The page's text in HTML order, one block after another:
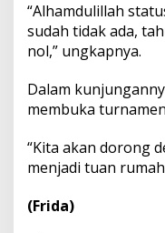
“Alhamdulillah
sudah tidak ada,
nol,” ungkapnya.
Dalam
membuka
“Kita akan dorong
menjadi tuan
(Frida)